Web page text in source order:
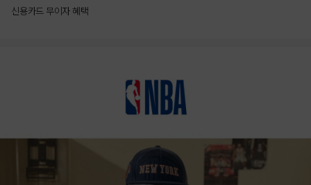
신용카드 무이자 혜택